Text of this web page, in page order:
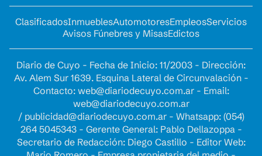
ClasificadosInmueblesAutomotoresEmpleosServicios
Avisos Fúnebres y MisasEdictos
Diario de Cuyo - Fecha de Inicio: 11/2003 - Dirección:
Av. Alem Sur 1639. Esquina Lateral de Circunvalación -
Contacto: web@diariodecuyo.com.ar- Email:
web@diariodecuyo.com.ar
/ publicidad@diariodecuyo.com.ar- Whatsapp: (054)
264 5045343 - Gerente General: Pablo Dellazoppa -
Secretario de Redacción: Diego Castillo - Editor Web: